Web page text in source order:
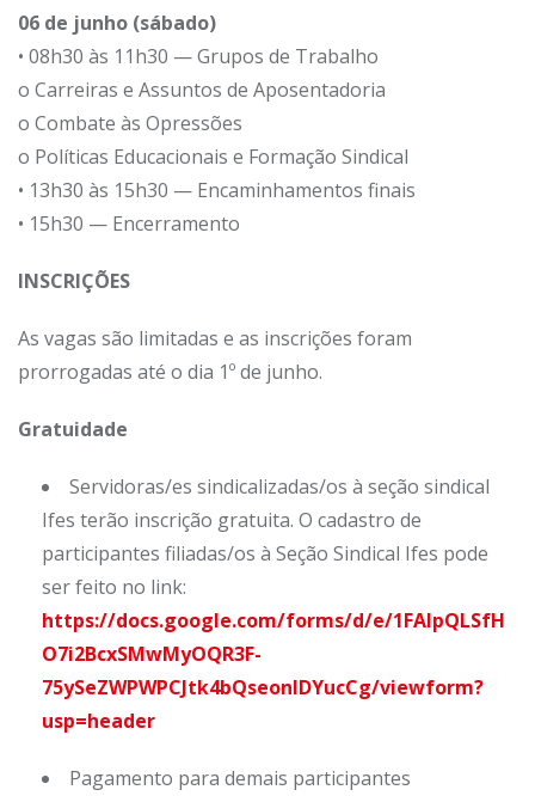
06 de junho (sábado)
• 08h30 às 11h30 — Grupos de Trabalho
o Carreiras e Assuntos de Aposentadoria
o Combate às Opressões
o Políticas Educacionais e Formação Sindical
• 13h30 às 15h30 — Encaminhamentos finais
• 15h30 — Encerramento
INSCRIÇÕES
As vagas são limitadas e as inscrições foram
prorrogadas até o dia 1º de junho.
Gratuidade
Servidoras/es sindicalizadas/os à seção sindical
Ifes terão inscrição gratuita. O cadastro de
participantes filiadas/os à Seção Sindical Ifes pode
ser feito no link:
https://docs.google.com/forms/d/e/1FAIpQLSfH
O7i2BcxSMwMyOQR3F-
75ySeZWPWPCJtk4bQseonlDYucCg/viewform?
usp=header
Pagamento para demais participantes